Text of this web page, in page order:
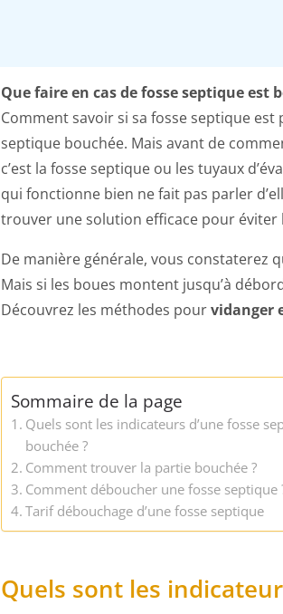
Que faire en cas de fosse septique est
Comment savoir si sa fosse septique
septique bouchée. Mais avant de
c’est la fosse septique ou les tuyaux
qui fonctionne bien ne fait pas parler
trouver une solution efficace pour éviter
De manière générale, vous constaterez
Mais si les boues montent jusqu’à
Découvrez les méthodes pourvidanger
Sommaire de la page
Quels sont les indicateurs d’une fosse
bouchée ?
Comment trouver la partie bouchée ?
Comment déboucher une fosse septique
Tarif débouchage d’une fosse septique
Quels sont les